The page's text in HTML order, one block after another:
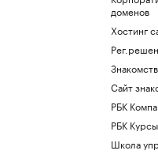
доменов
Хостинг
Сайт
РБК
РБК Курсы
Школа